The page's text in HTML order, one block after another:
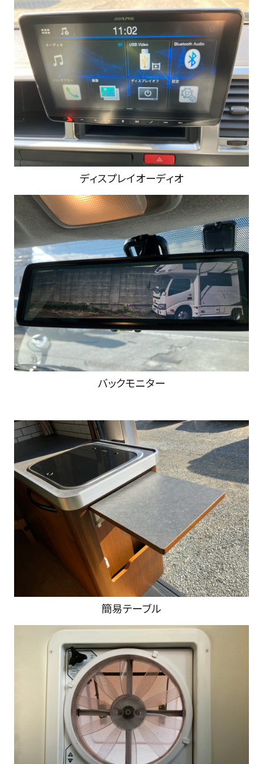
ディスプレイオーディオ
バックモニター
簡易テーブル